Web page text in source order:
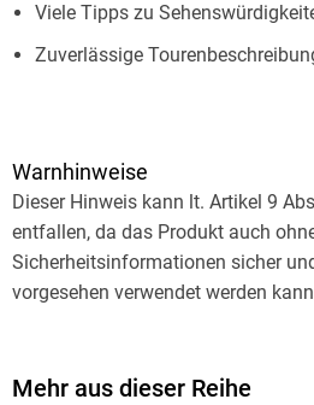
Viele Tipps zu
Zuverlässige
Die Costa Blanca vereint die
Traumhafte Strände,
Gartenlandschaften machen die
der Provinz Alicante einzigartig.
die »weiße Küste« lädt fast
Dénia, Calp, Benidorm, Alcoi und
Warnhinweise
Dieser Hinweis kann lt. Artikel 9
entfallen, da das Produkt auch
Sicherheitsinformationen sicher
vorgesehen verwendet werden
Mehr aus dieser Reihe